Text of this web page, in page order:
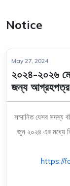
Notice
May 27, 2024
২০২৪-২০২৬
জন্য
সম্মানিত যেসব সদস্য
জুন ২০২৪ এর মধ্যে
https://